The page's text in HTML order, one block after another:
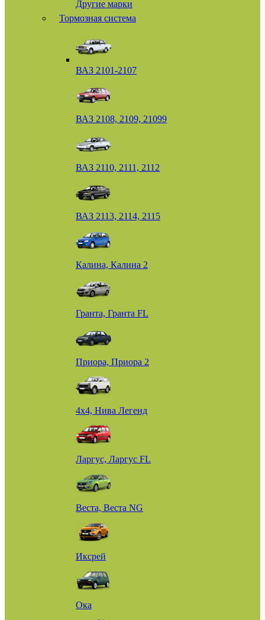
Другие марки
Тормозная система
ВАЗ 2101-2107
ВАЗ 2108, 2109, 21099
ВАЗ 2110, 2111, 2112
ВАЗ 2113, 2114, 2115
Калина, Калина 2
Гранта, Гранта FL
Приора, Приора 2
4х4, Нива Легенд
Ларгус, Ларгус FL
Веста, Веста NG
Иксрей
Ока